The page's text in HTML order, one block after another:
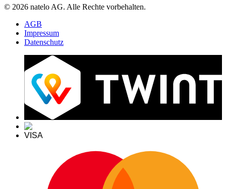
© 2026 natelo AG. Alle Rechte vorbehalten.
AGB
Impressum
Datenschutz
VISA